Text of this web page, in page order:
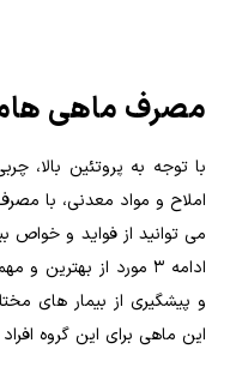
مصرف ماهی
با توجه به پروتئین بالا،
می توانید از فواید و خواص
ادامه ۳ مورد از
و پیشگیری از بیمار های
این ماهی برای این گروه